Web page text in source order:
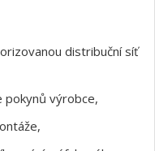
distribuční síť
pokynů výrobce,